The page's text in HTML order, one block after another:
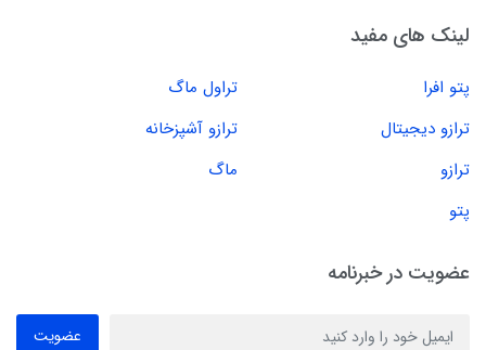
لینک های مفید
پتو افرا
تراول ماگ
ترازو دیجیتال
ترازو آشپزخانه
ترازو
ماگ
پتو
عضویت در خبرنامه
عضویت